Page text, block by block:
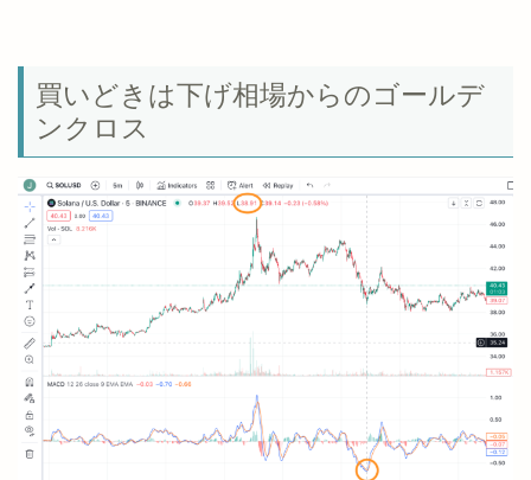
買いどきは下げ相場からのゴールデ
ンクロス